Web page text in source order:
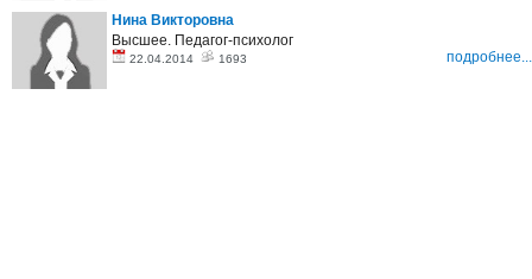
Нина Викторовна
Высшее. Педагог-психолог
22.04.2014 1693 подробнее...